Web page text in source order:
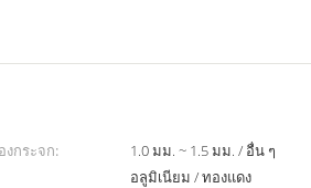
กระจก:
1.0 มม. ~ 1.5 มม. / อื่น ๆ
อลูมิเนียม / ทองแดง